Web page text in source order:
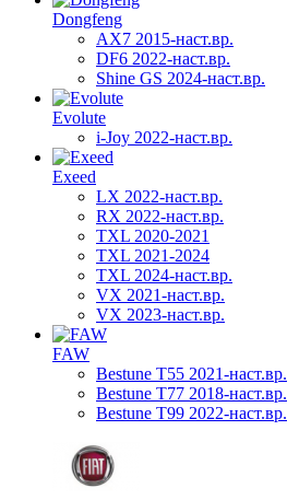
Dongfeng
AX7 2015-наст.вр.
DF6 2022-наст.вр.
Shine GS 2024-наст.вр.
Evolute
i-Joy 2022-наст.вр.
Exeed
LX 2022-наст.вр.
RX 2022-наст.вр.
TXL 2020-2021
TXL 2021-2024
TXL 2024-наст.вр.
VX 2021-наст.вр.
VX 2023-наст.вр.
FAW
Bestune T55 2021-наст.вр.
Bestune T77 2018-наст.вр.
Bestune T99 2022-наст.вр.